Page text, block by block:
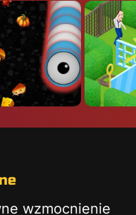
wzmocnienie